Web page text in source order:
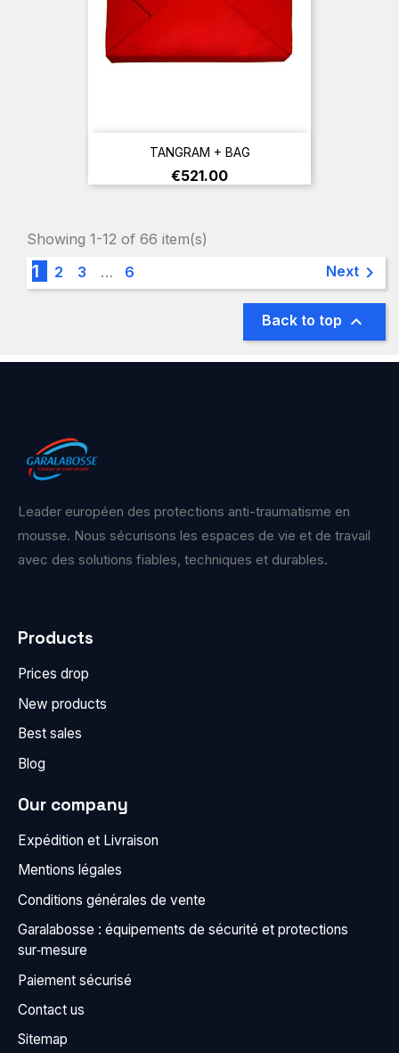
TANGRAM + BAG
Price
€521.00
Showing 1-12 of 66 item(s)
1 2 3 … 6 Next 
Back to top 
Leader européen des protections anti-traumatisme en
mousse. Nous sécurisons les espaces de vie et de travail
avec des solutions fiables, techniques et durables.
Products
Prices drop
New products
Best sales
Blog
Our company
Expédition et Livraison
Mentions légales
Conditions générales de vente
Garalabosse : équipements de sécurité et protections
sur‑mesure
Paiement sécurisé
Contact us
Sitemap